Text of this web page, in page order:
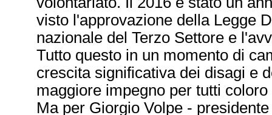
visto l'approvazione della Legge
nazionale del Terzo Settore e
Tutto questo in un momento di
crescita significativa dei disagi e
maggiore impegno per tutti
Ma per Giorgio Volpe -